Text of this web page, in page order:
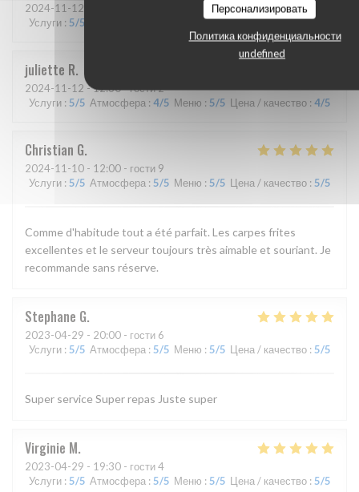
Персонализировать
Политика конфиденциальности
undefined
2024-11-12
Услуги : 5/5 :5/5 Цена / качество:5
juliette R
2024-11-12 - 12:30 - гости 2
Услуги : 5/5 Атмосфера : 4/5 Меню : 5/5 Цена / качество : 4/5
Christian G
2024-11-10 - 12:00 - гости 9
Услуги : 5/5 Атмосфера : 5/5 Меню : 5/5 Цена / качество : 5/5
Comme d'habitude tout a été parfait. Les carpes frites
excellentes et le serveur toujours très aimable et souriant. Je
recommande sans réserve.
Stephane G
2023-04-29 - 20:00 - гости 6
Услуги : 5/5 Атмосфера : 5/5 Меню : 5/5 Цена / качество : 5/5
Super service Super repas Juste super
Virginie M
2023-04-29 - 19:30 - гости 4
Услуги : 5/5 Атмосфера : 5/5 Меню : 5/5 Цена / качество : 5/5